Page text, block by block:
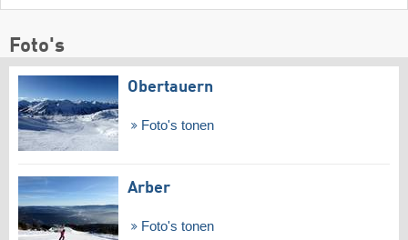
Foto's
Obertauern
Foto's tonen
Arber
Foto's tonen